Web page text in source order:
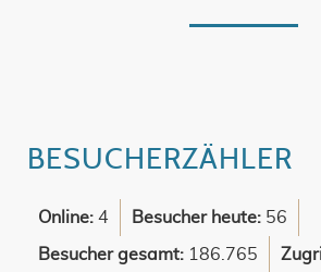
BESUCHERZÄHLER
Online: 4 Besucher heute: 56
Besucher gesamt: 186.765